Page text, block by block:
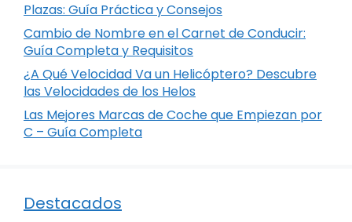
Plazas: Guía Práctica y Consejos
Cambio de Nombre en el Carnet de Conducir:
Guía Completa y Requisitos
¿A Qué Velocidad Va un Helicóptero? Descubre
las Velocidades de los Helos
Las Mejores Marcas de Coche que Empiezan por
C – Guía Completa
Destacados